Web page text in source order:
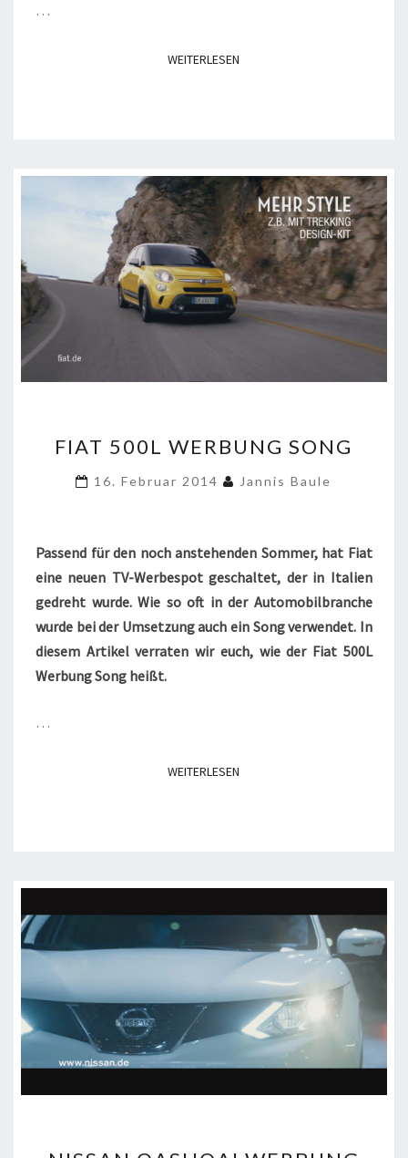
…
WEITERLESEN
500L
SONG
FIAT 500L WERBUNG SONG
16. Februar 2014 Jannis Baule
Passend für den noch anstehenden Sommer, hat Fiat
eine neuen TV-Werbespot geschaltet, der in Italien
gedreht wurde. Wie so oft in der Automobilbranche
wurde bei der Umsetzung auch ein Song verwendet. In
diesem Artikel verraten wir euch, wie der Fiat 500L
Werbung Song heißt.
…
WEITERLESEN